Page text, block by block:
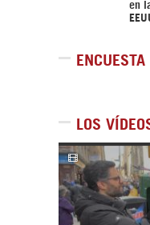
en
ENCUESTA
LOS